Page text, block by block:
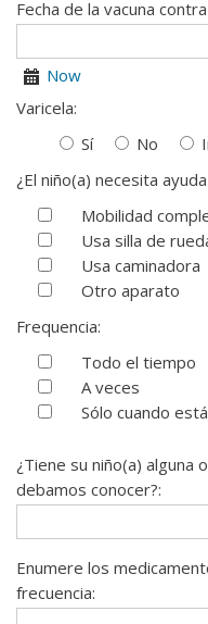
Fecha de la vacuna
Calendar
Now
Varicela:
Sí
No
¿El niño(a) necesita
Mobilidad
Usa silla de
Usa caminadora
Otro aparato
Frequencia:
Todo el tiempo
A veces
Sólo cuando
¿Tiene su niño(a) alguna
debamos conocer?:
Enumere los
frecuencia: